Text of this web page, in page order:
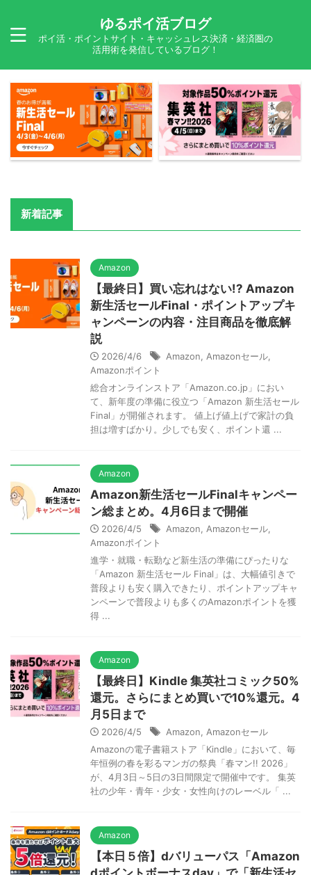
ゆるポイ活ブログ
ポイ活・ポイントサイト・キャッシュレス決済・経済圏の
活用術を発信しているブログ！
新着記事
Amazon
【最終日】買い忘れはない!? Amazon
新生活セールFinal・ポイントアップキ
ャンペーンの内容・注目商品を徹底解
説
2026/4/6 Amazon Amazonセール
Amazonポイント
総合オンラインストア「Amazon.co.jp」におい
て、新年度の準備に役立つ「Amazon 新生活セール
Final」が開催されます。 値上げ値上げで家計の負
担は増すばかり。少しでも安く、ポイント還 ...
Amazon
Amazon新生活セールFinalキャンペー
ン総まとめ。4月6日まで開催
2026/4/5 Amazon Amazonセール
Amazonポイント
進学・就職・転勤など新生活の準備にぴったりな
「Amazon 新生活セール Final」は、大幅値引きで
普段よりも安く購入できたり、ポイントアップキャ
ンペーンで普段よりも多くのAmazonポイントを獲
得 ...
Amazon
【最終日】Kindle 集英社コミック50%
還元。さらにまとめ買いで10%還元。4
月5日まで
2026/4/5 Amazon
Amazonセール
Amazonの電子書籍ストア「Kindle」において、毎
年恒例の春を彩るマンガの祭典「春マン!! 2026」
が、4月3日～5日の3日間限定で開催中です。 集英
社の少年・青年・少女・女性向けのレーベル「 ...
Amazon
【本日５倍】dバリューパス「Amazon